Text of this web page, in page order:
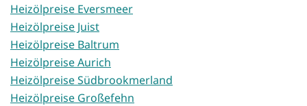
Heizölpreise Eversmeer
Heizölpreise Juist
Heizölpreise Baltrum
Heizölpreise Aurich
Heizölpreise Südbrookmerland
Heizölpreise Großefehn